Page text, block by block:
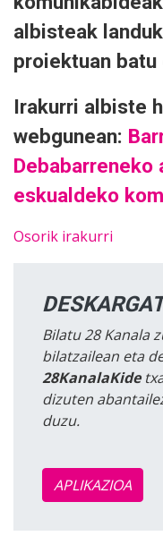
albisteak
proiektuan batu
Irakurri albiste
webgunean:
eskualdeko
Osorik irakurri
Bilatu 28 Kanala
bilatzailean eta
28KanalaKide
dizuten
duzu.
APLIKAZIOA